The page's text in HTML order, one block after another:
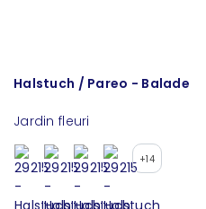
Halstuch / Pareo - Balade
Jardin fleuri
+14